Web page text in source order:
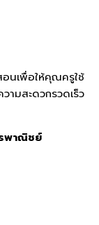
นเพื่อให้คุณครูใช้
ามสะดวกรวดเร็ว
รพาณิชย์